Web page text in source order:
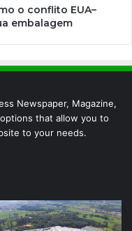
o conflito EUA–
embalagem
Newspaper, Magazine,
that allow you to
to your needs.